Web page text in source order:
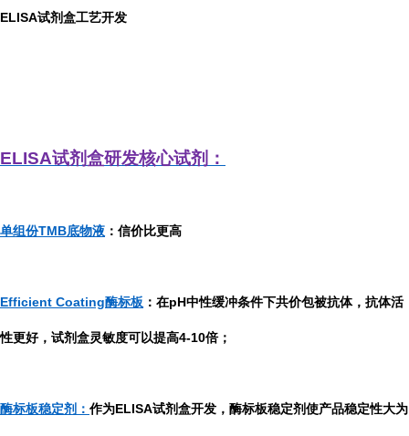
ELISA试剂盒工艺开发
ELISA试剂盒研发核心试剂：
单组份TMB底物液 ：信价比更高
Efficient Coating酶标板 ：在pH中性缓冲条件下共价包被抗体，抗体活
性更好，试剂盒灵敏度可以提高4-10倍；
酶标板稳定剂： 作为ELISA试剂盒开发，酶标板稳定剂使产品稳定性大为